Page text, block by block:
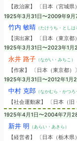
【政治家】 〔日本（宮城県
1925年3月31日〜2009年9月
竹内 敏晴（たけうち・としは
【演出家】 〔日本（東京都
1925年3月31日〜2023年1月
永井 路子（ながい・みちこ）
【作家】 〔日本（東京都）〕
1925年3月31日〜2012年1月
中村 克郎（なかむら・かつろ
【社会運動家】 〔日本（旧
1925年4月1日〜2004年7月
新井 明 （あらい・あきら）
【経営者】 〔日本（栃木